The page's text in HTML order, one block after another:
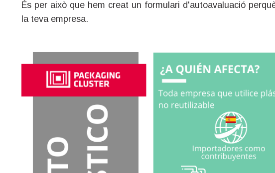
És per això que hem creat un formulari d'autoavaluació
la teva empresa.